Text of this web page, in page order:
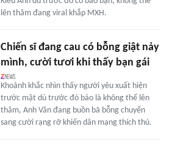
lên thăm đang viral khắp MXH.
Chiến sĩ đang cau có bỗng giật nảy
mình, cười tươi khi thấy bạn gái
Khoảnh khắc nhìn thấy người yêu xuất hiện
trước mặt dù trước đó báo là không thể lên
thăm, Anh Văn đang buồn bã bỗng chuyển
sang cười rạng rỡ khiến dân mạng thích thú.